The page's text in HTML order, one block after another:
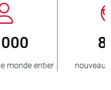
> 3 500 000
unités vendues